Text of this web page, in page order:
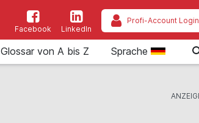
Facebook LinkedIn
Profi-Account Login
Glossar von A bis Z Sprache